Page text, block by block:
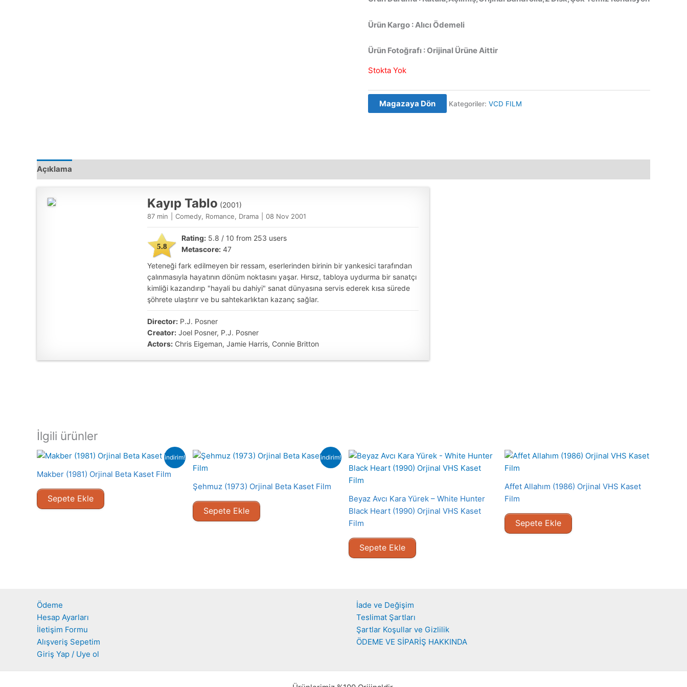
Ürün Kargo : Alıcı Ödemeli
Ürün Fotoğrafı : Orijinal Ürüne Aittir
Stokta Yok
Magazaya Dön Kategoriler: VCD FILM
Açıklama
Kayıp Tablo (2001)
87 min Comedy, Romance, Drama 08 Nov 2001
5.8
Rating: 5.8 / 10 from 253 users
Metascore: 47
Yeteneği fark edilmeyen bir ressam, eserlerinden birinin bir yankesici tarafından
çalınmasıyla hayatının dönüm noktasını yaşar. Hırsız, tabloya uydurma bir sanatçı
kimliği kazandırıp "hayali bu dahiyi" sanat dünyasına servis ederek kısa sürede
şöhrete ulaştırır ve bu sahtekarlıktan kazanç sağlar.
Director: P.J. Posner
Creator: Joel Posner, P.J. Posner
Actors: Chris Eigeman, Jamie Harris, Connie Britton
İlgili ürünler
indirim!
Makber (1981) Orjinal Beta Kaset Film
Sepete Ekle
indirim!
Şehmuz (1973) Orjinal Beta Kaset Film
Sepete Ekle
Beyaz Avcı Kara Yürek – White Hunter
Black Heart (1990) Orjinal VHS Kaset
Film
Sepete Ekle
Affet Allahım (1986) Orjinal VHS Kaset
Film
Sepete Ekle
Ödeme
Hesap Ayarları
İletişim Formu
Alışveriş Sepetim
Giriş Yap / Uye ol
İade ve Değişim
Teslimat Şartları
Şartlar Koşullar ve Gizlilik
ÖDEME VE SİPARİŞ HAKKINDA